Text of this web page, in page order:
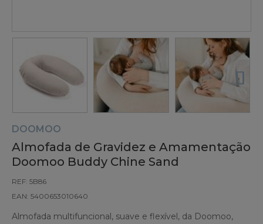
DOOMOO
Almofada de Gravidez e Amamentação
Doomoo Buddy Chine Sand
REF: 5B86
EAN: 5400653010640
Almofada multifuncional, suave e flexível, da Doomoo,